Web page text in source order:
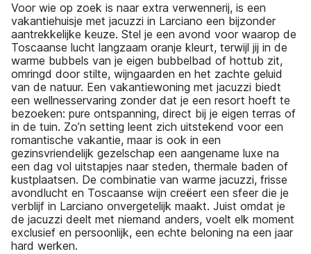
Voor wie op zoek is naar extra verwennerij, is een
vakantiehuisje met jacuzzi in Larciano een bijzonder
aantrekkelijke keuze. Stel je een avond voor waarop de
Toscaanse lucht langzaam oranje kleurt, terwijl jij in de
warme bubbels van je eigen bubbelbad of hottub zit,
omringd door stilte, wijngaarden en het zachte geluid
van de natuur. Een vakantiewoning met jacuzzi biedt
een wellnesservaring zonder dat je een resort hoeft te
bezoeken: pure ontspanning, direct bij je eigen terras of
in de tuin. Zo’n setting leent zich uitstekend voor een
romantische vakantie, maar is ook in een
gezinsvriendelijk gezelschap een aangename luxe na
een dag vol uitstapjes naar steden, thermale baden of
kustplaatsen. De combinatie van warme jacuzzi, frisse
avondlucht en Toscaanse wijn creëert een sfeer die je
verblijf in Larciano onvergetelijk maakt. Juist omdat je
de jacuzzi deelt met niemand anders, voelt elk moment
exclusief en persoonlijk, een echte beloning na een jaar
hard werken.